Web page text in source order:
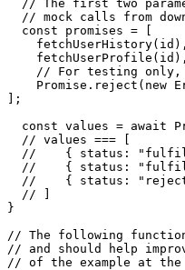
*/
async function
// A simple array of
// The first two
// mock calls from
  const promises = [
    fetchUserProfile(id),
Promise.reject(new
const values = await
  // values === [
//    { status:
//    { status:
  // ]
}